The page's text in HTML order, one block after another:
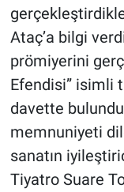
Ataç’a bilgi
prömiyerini
Efendisi” isimli
davette
memnuniyeti
sanatın
Tiyatro Suare